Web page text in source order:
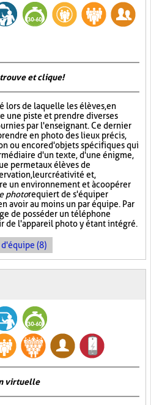
et clique !
lors de laquelle les élèves, en
une piste et prendre diverses
par l'enseignant. Ce dernier
en photo des lieux précis,
ou encore d'objets spécifiques qui
d'un texte, d'une énigme,
permet aux élèves de
leur créativité et,
un environnement et à coopérer
photorequiert de s'équiper
avoir au moins un par équipe. Par
de posséder un téléphone
de l'appareil photo y étant intégré.
d'équipe (8)
virtuelle